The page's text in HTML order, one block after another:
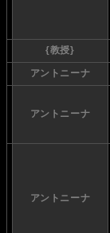
{教授}
アントニーナ
アントニーナ
アントニーナ